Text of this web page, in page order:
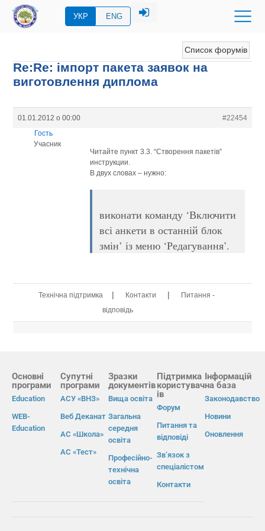
УКР ENG
Список форумів
Re:Re: імпорт пакета заявок на
виготовлення диплома
01.01.2012 о 00:00
#22454
Гость
Учасник
Читайте пункт 3.3. “Створення пакетів”
инструкции.
В двух словах – нужно:
виконати команду ‘Включити
всі анкети в останній блок
змін’ із меню ‘Редагування’.
Технічна підтримка | Контакти |
Питання -
відповідь
Основні
програми
Education
WEB-
Education
Супутні
програми
АСУ «ВНЗ»
Веб Деканат
АС «Школа»
АС «Тест»
Зразки
документів
Вища освіта
Загальна
середня
освіта
Професійно-
технічна
освіта
Підтримка
користувач
ів
Форум
Питання та
відповіді
Зв’язок з
спеціалістом
Контакти
Інформацій
на база
Законодавство
Новини
Оновлення